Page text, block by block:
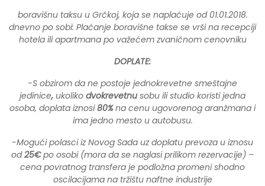
boravišnu taksu u Grčkoj, koja se naplaćuje od 01.01.2018.
dnevno po sobi: Plaćanje boravišne takse se vrši na recepciji
hotela ili apartmana po važećem zvaničnom cenovniku
DOPLATE:
-S obzirom da ne postoje jednokrevetne smeštajne
jedinice, ukoliko dvokrevetnu sobu ili studio koristi jedna
osoba, doplata iznosi80%na cenu ugovorenog aranžmana i
ima jedno mesto u autobusu.
-Mogući polasci iz Novog Sada uz doplatu prevoza u iznosu
od25€po osobi (mora da se naglasi prilikom rezervacije) –
cena povratnog transfera je podložna promeni shodno
oscilacijama na tržištu naftne industrije